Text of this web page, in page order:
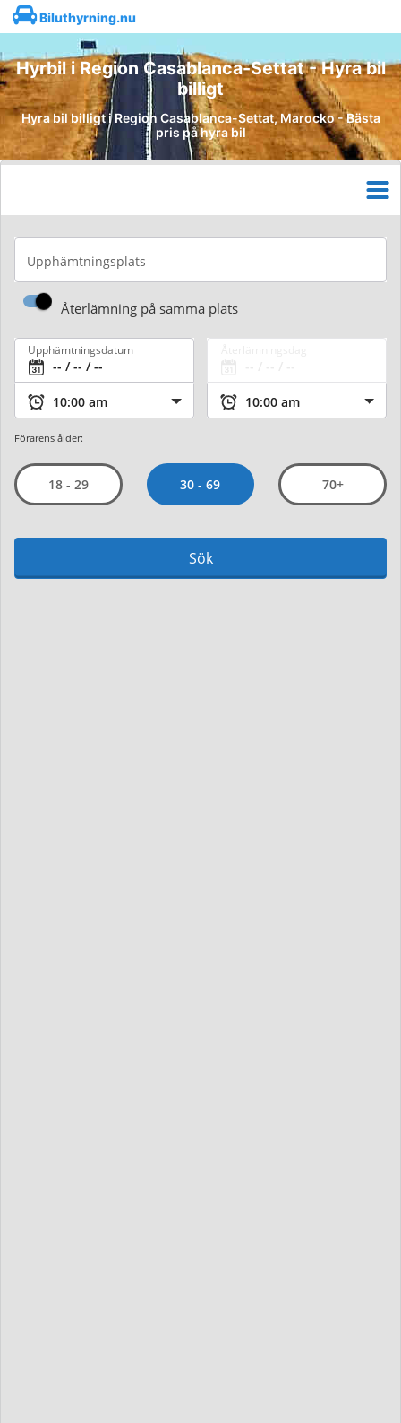
Biluthyrning.nu
Hyrbil i Region Casablanca-Settat - Hyra bil
billigt
Hyra bil billigt i Region Casablanca-Settat, Marocko - Bästa
pris på hyra bil
Upphämtningsplats
Återlämning på samma plats
Upphämtningsdatum
Förarens ålder:
18 - 29 30 - 69 70+
Sök